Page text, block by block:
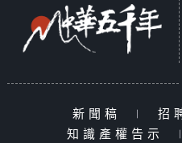
新聞稿 | 招
知識產權告示
|